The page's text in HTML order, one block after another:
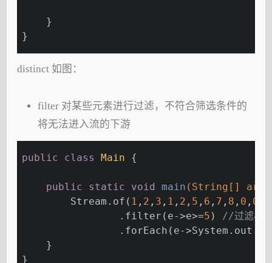
    }
}
distinct 如图：
filter 对某些元素进行过滤，不符合筛选条件的
将无法进入流的下游
public class Main {
public static void main (String[]
        Stream.of(
1 , 2 , 3 , 1 , 2 , 5 , 6 , 7 , 8 , 0 , 0
                .filter(e->e>=
5 ) //过滤小
.forEach(e-
    }
}